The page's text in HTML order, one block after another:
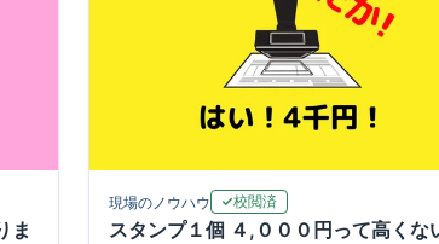
ま
現場のノウハウ 校閲済
スタンプ１個 ４,０００円って高くな